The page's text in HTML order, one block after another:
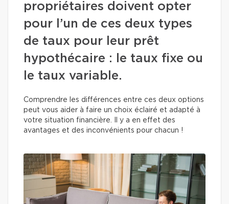
propriétaires doivent opter
pour l’un de ces deux types
de taux pour leur prêt
hypothécaire : le taux fixe ou
le taux variable.
Comprendre les différences entre ces deux options
peut vous aider à faire un choix éclairé et adapté à
votre situation financière. Il y a en effet des
avantages et des inconvénients pour chacun !